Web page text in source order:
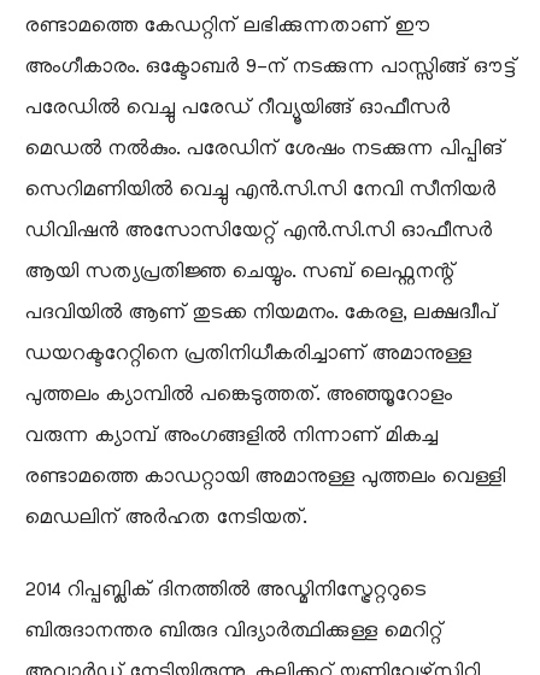
രണ്ടാമത്തെ കേഡറ്റിന് ലഭിക്കുന്നതാണ് ഈ
അംഗീകാരം. ഒക്ടോബർ 9-ന് നടക്കുന്ന പാസ്സിങ്ങ് ഔട്ട്
പരേഡിൽ വെച്ചു പരേഡ് റീവ്യൂയിങ്ങ് ഓഫീസർ
മെഡൽ നൽകും. പരേഡിന് ശേഷം നടക്കുന്ന പിപ്പിങ്
സെറിമണിയിൽ വെച്ചു എൻ.സി.സി നേവി സീനിയർ
ഡിവിഷൻ അസോസിയേറ്റ് എൻ.സി.സി ഓഫീസർ
ആയി സത്യപ്രതിജ്ഞ ചെയ്യും. സബ് ലെഫ്റ്റനന്റ്
പദവിയിൽ ആണ് തുടക്ക നിയമനം. കേരള, ലക്ഷദ്വീപ്
ഡയറക്ടറേറ്റിനെ പ്രതിനിധീകരിച്ചാണ് അമാനുള്ള
പുത്തലം ക്യാമ്പിൽ പങ്കെടുത്തത്. അഞ്ഞൂറോളം
വരുന്ന ക്യാമ്പ് അംഗങ്ങളിൽ നിന്നാണ് മികച്ച
രണ്ടാമത്തെ കാഡറ്റായി അമാനുള്ള പുത്തലം വെള്ളി
മെഡലിന് അർഹത നേടിയത്.
2014 റിപ്പബ്ലിക് ദിനത്തിൽ അഡ്മിനിസ്ട്രേറ്ററുടെ
ബിരുദാനന്തര ബിരുദ വിദ്യാർത്ഥിക്കുള്ള മെറിറ്റ്